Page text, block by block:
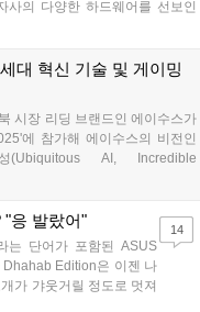
사의 다양한 하드웨어를 선보인
이머를 위한 4K 게이밍 모니터
RTX 5080 및 RTX 5090을
차세대 휴대용 게이밍 UMPC
일게이트의 최신 게임들로 직접
대 혁신 기술 및 게이밍
시장 리딩 브랜드인 에이수스가
에 참가해 에이수스의 비전인
(Ubiquitous AI, Incredible
차세대 몰입형 게이밍 제품을
차세대 솔루션을 선보이는 세계
및 ROG 브랜드는 이번 행사에
대중화를 위한 강력한 인프라,
반에 걸친 AI 생태계와 최신 게
"응 발랐어"
는 단어가 포함된 ASUS
Dhahab Edition은 이젠 나
가 갸웃거릴 정도로 멋져
어쨌건 실물로 한번 만
14